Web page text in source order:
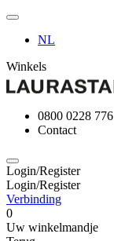
NL
Winkels
0800 0228 776
Contact
Login/Register
Login/Register
Verbinding
0
Uw winkelmandje